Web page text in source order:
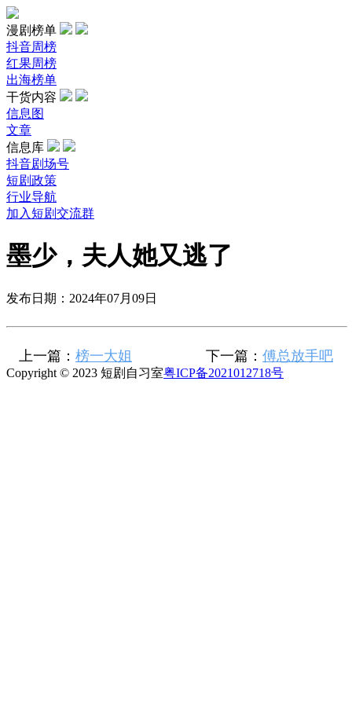
漫剧榜单
抖音周榜
红果周榜
出海榜单
干货内容
信息图
文章
信息库
抖音剧场号
短剧政策
行业导航
加入短剧交流群
墨少，夫人她又逃了
发布日期：2024年07月09日
上一篇： 榜一大姐 下一篇： 傅总放手吧
Copyright © 2023 短剧自习室粤ICP备2021012718号